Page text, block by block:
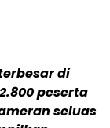
di
peserta
seluas